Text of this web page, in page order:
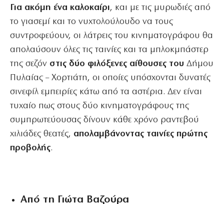
Για ακόμη ένα καλοκαίρι, και με τις μυρωδιές από
το γιασεμί και το νυχτολούλουδο να τους
συντροφεύουν, οι λάτρεις του κινηματογράφου θα
απολαύσουν όλες τις ταινίες και τα μπλοκμπάστερ
της σεζόν στις δύο φιλόξενες αίθουσες του Δήμου
Πυλαίας – Χορτιάτη, οι οποίες υπόσχονται δυνατές
σινεφίλ εμπειρίες κάτω από τα αστέρια. Δεν είναι
τυχαίο πως στους δύο κινηματογράφους της
συμπρωτεύουσας δίνουν κάθε χρόνο ραντεβού
χιλιάδες θεατές, απολαμβάνοντας ταινίες πρώτης
προβολής.
Από τη Γιώτα Βαζούρα